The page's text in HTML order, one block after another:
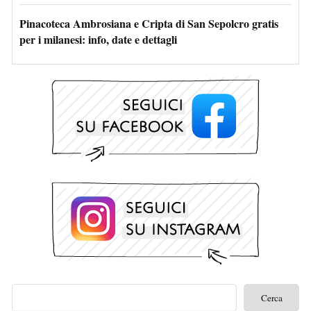
Pinacoteca Ambrosiana e Cripta di San Sepolcro gratis
per i milanesi: info, date e dettagli